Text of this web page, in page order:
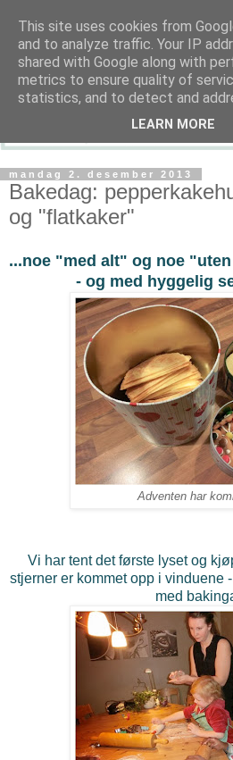
mandag 2. desember 2013
Bakedag:
og "flatkaker"
...noe "med alt" og noe
- og med hyggelig
Adventen har
Vi har tent det første lyset og
stjerner er kommet opp i vinduene
med
This site uses cookies from
and to analyze traffic. Your IP
shared with Google along with
metrics to ensure quality of
statistics, and to detect and
LEARN MORE